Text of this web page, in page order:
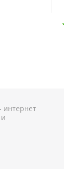
интернет